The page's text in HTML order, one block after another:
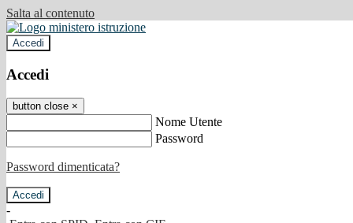
Salta al contenuto
Accedi
Accedi
button close ×
Nome Utente
Password
Password dimenticata?
-